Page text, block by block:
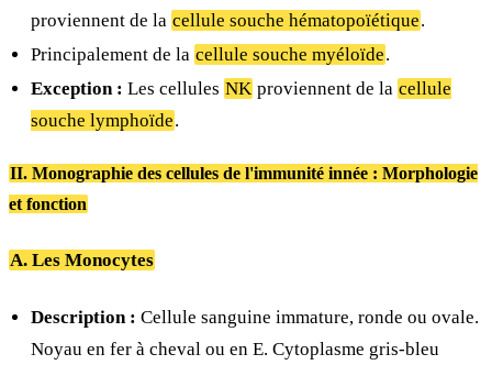
proviennent de la cellule souche hématopoïétique.
Principalement de la cellule souche myéloïde.
Exception : Les cellules NK proviennent de la cellule
souche lymphoïde.
II. Monographie des cellules de l'immunité innée : Morphologie
et fonction
A. Les Monocytes
Description : Cellule sanguine immature, ronde ou ovale.
Noyau en fer à cheval ou en E. Cytoplasme gris-bleu